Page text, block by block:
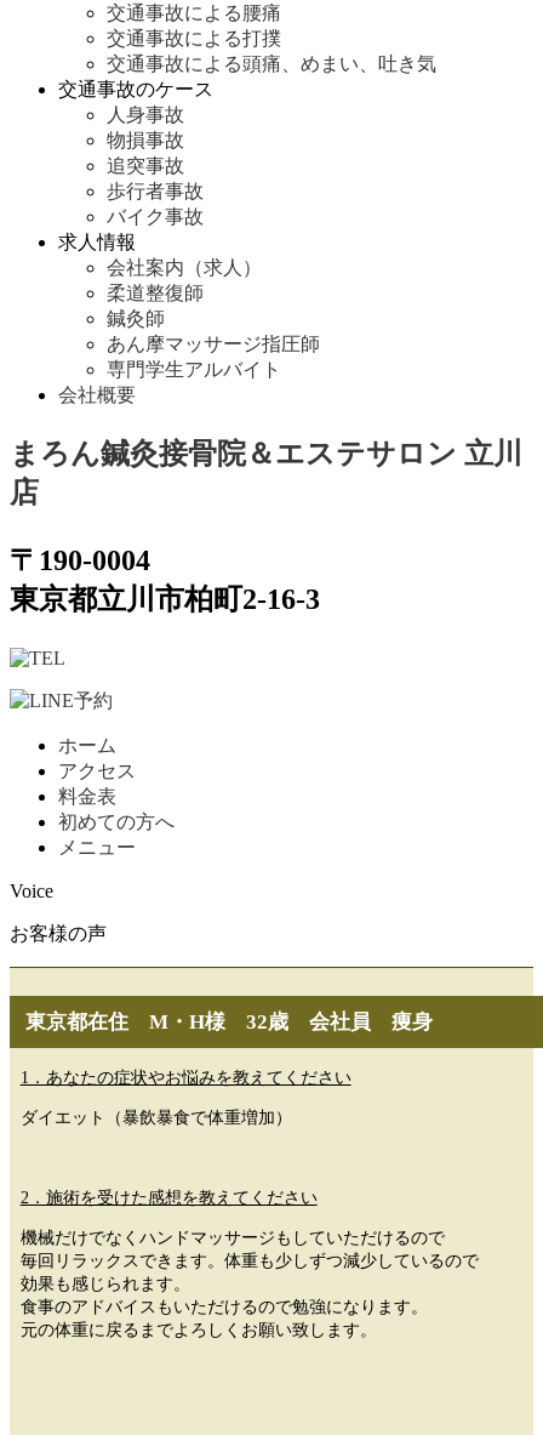
交通事故による腰痛
交通事故による打撲
交通事故による頭痛、めまい、吐き気
交通事故のケース
人身事故
物損事故
追突事故
歩行者事故
バイク事故
求人情報
会社案内（求人）
柔道整復師
鍼灸師
あん摩マッサージ指圧師
専門学生アルバイト
会社概要
まろん鍼灸接骨院＆エステサロン 立川
店
〒190-0004
東京都立川市柏町2-16-3
ホーム
アクセス
料金表
初めての方へ
メニュー
Voice
お客様の声
東京都在住 M・H様 32歳 会社員 痩身
1．あなたの症状やお悩みを教えてください
ダイエット（暴飲暴食で体重増加）
2．施術を受けた感想を教えてください
機械だけでなくハンドマッサージもしていただけるので
毎回リラックスできます。体重も少しずつ減少しているので
効果も感じられます。
食事のアドバイスもいただけるので勉強になります。
元の体重に戻るまでよろしくお願い致します。